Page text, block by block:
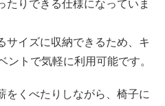
たりできる仕様になっていま
サイズに収納できるため、キ
ントで気軽に利用可能です。
をくべたりしながら、椅子に